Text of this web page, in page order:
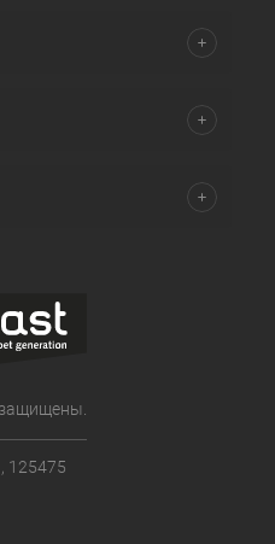
125475